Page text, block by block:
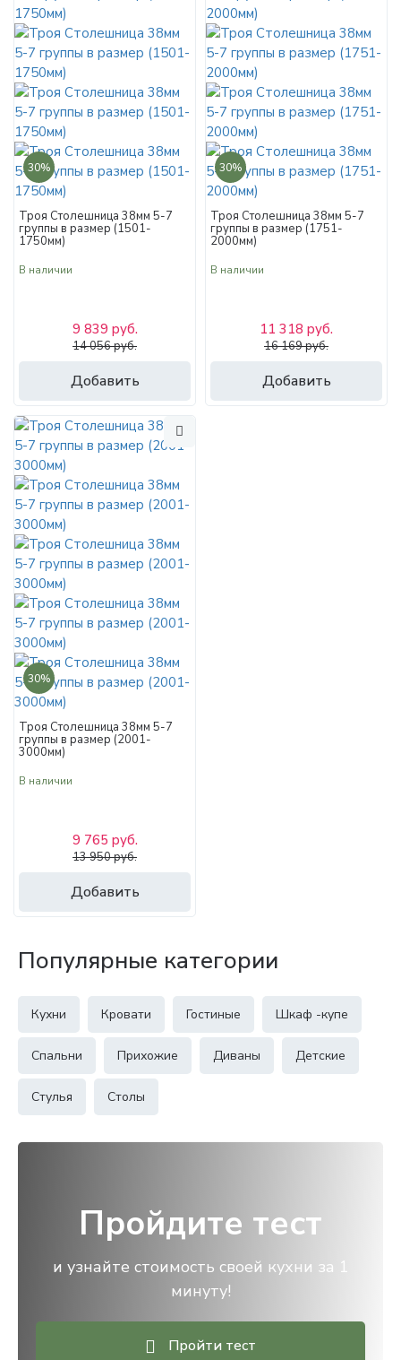
30%
Троя Столешница 38мм 5-7
группы в размер (1501-
1750мм)
В наличии
Добавить
9 839 руб.
14 056 руб.
30%
Троя Столешница 38мм 5-7
группы в размер (1751-
2000мм)
В наличии
Добавить
11 318 руб.
16 169 руб.
30%
Троя Столешница 38мм 5-7
группы в размер (2001-
3000мм)
В наличии
Добавить
9 765 руб.
13 950 руб.
Популярные категории
Кухни Кровати Гостиные Шкаф -купе
Спальни Прихожие Диваны Детские
Стулья Столы
Пройдите тест
и узнайте стоимость своей кухни за 1
минуту!
Пройти тест